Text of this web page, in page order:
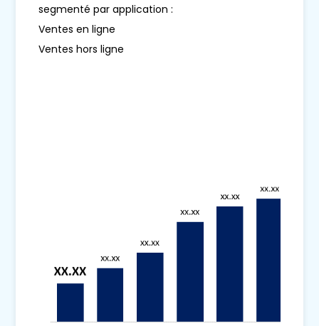
segmenté par application :
Ventes en ligne
Ventes hors ligne